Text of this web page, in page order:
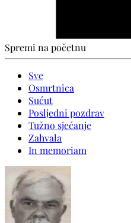
Spremi na početnu
Sve
Osmrtnica
Sućut
Posljedni pozdrav
Tužno sjećanje
Zahvala
In memoriam